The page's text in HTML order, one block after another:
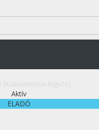
Aktív
ELADÓ